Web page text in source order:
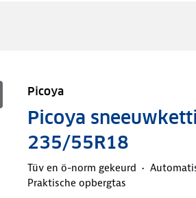
Picoya
Picoya
235/55R18
Tüv en ö-norm gekeurd
Praktische opbergtas